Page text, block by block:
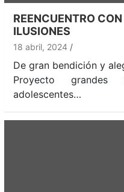
REENCUENTRO
ILUSIONES
18 abril, 2024
De gran bendición y
Proyecto grandes
adolescentes…